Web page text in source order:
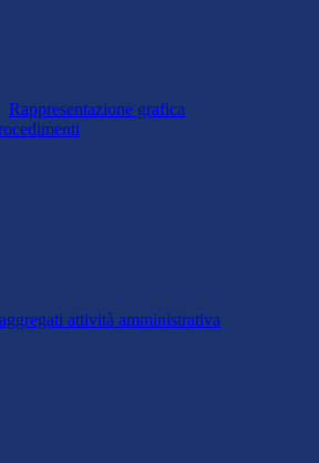
Rappresentazione grafica
attività amministrativa